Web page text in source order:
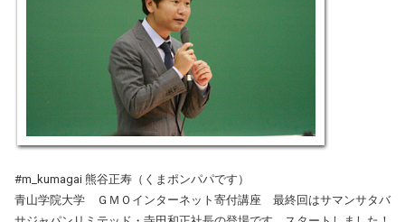
#m_kumagai 熊谷正寿（くまポンパパです）
青山学院大学 ＧＭＯインターネット寄付講座 最終回はサマンサタバ